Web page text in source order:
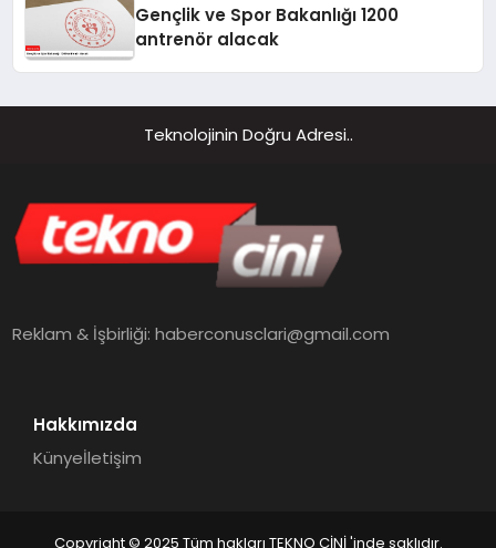
Gençlik ve Spor Bakanlığı 1200
antrenör alacak
Teknolojinin Doğru Adresi..
Reklam & İşbirliği:haberconusclari@gmail.com
Hakkımızda
Künyeİletişim
Copyright © 2025 Tüm hakları TEKNO CİNİ 'inde saklıdır.